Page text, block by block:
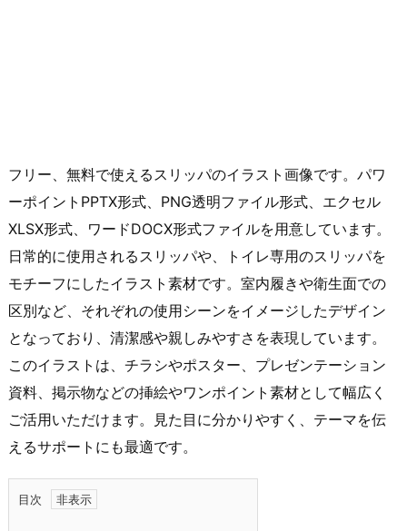
フリー、無料で使えるスリッパのイラスト画像です。パワ
ーポイントPPTX形式、PNG透明ファイル形式、エクセル
XLSX形式、ワードDOCX形式ファイルを用意しています。
日常的に使用されるスリッパや、トイレ専用のスリッパを
モチーフにしたイラスト素材です。室内履きや衛生面での
区別など、それぞれの使用シーンをイメージしたデザイン
となっており、清潔感や親しみやすさを表現しています。
このイラストは、チラシやポスター、プレゼンテーション
資料、掲示物などの挿絵やワンポイント素材として幅広く
ご活用いただけます。見た目に分かりやすく、テーマを伝
えるサポートにも最適です。
目次